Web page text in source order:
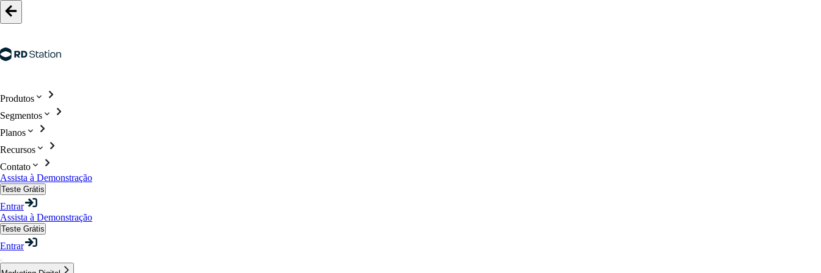
Produtos
Segmentos
Planos
Recursos
Contato
Assista à Demonstração
Teste Grátis
Entrar
Assista à Demonstração
Teste Grátis
Entrar